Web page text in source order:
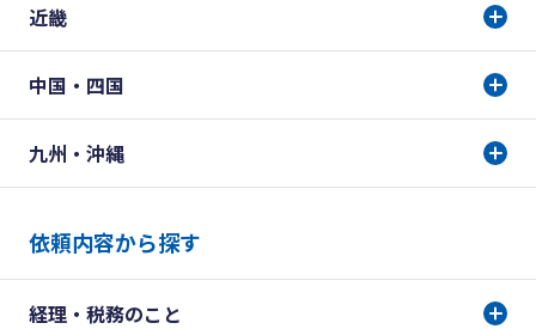
近畿
中国・四国
九州・沖縄
依頼内容から探す
経理・税務のこと